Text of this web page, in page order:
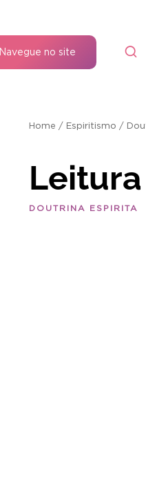
Navegue no site
Home / Espiritismo /
DOUTRINA ESPIRITA